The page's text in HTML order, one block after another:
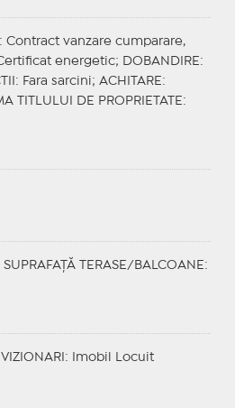
: Contract vanzare cumparare,
energetic;
DOBANDIRE :
: Fara sarcini; ACHITARE :
TITLULUI DE PROPRIETATE :
TERASE/BALCOANE:
VIZIONARI : Imobil Locuit